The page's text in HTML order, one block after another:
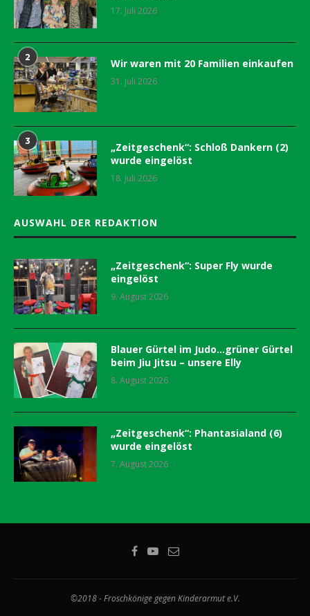
17. Juli 2026
2 Wir waren mit 20 Familien einkaufen
31. Juli 2026
3
„Zeitgeschenk“: Schloß Dankern (2)
wurde eingelöst
18. Juli 2026
AUSWAHL DER REDAKTION
„Zeitgeschenk“: Super Fly wurde
eingelöst
9. August 2026
Blauer Gürtel im Judo…grüner Gürtel
beim Jiu Jitsu – unsere Elly
8. August 2026
„Zeitgeschenk“: Phantasialand (6)
wurde eingelöst
7. August 2026
©2018 - Froschkönige gegen Kinderarmut e.V.